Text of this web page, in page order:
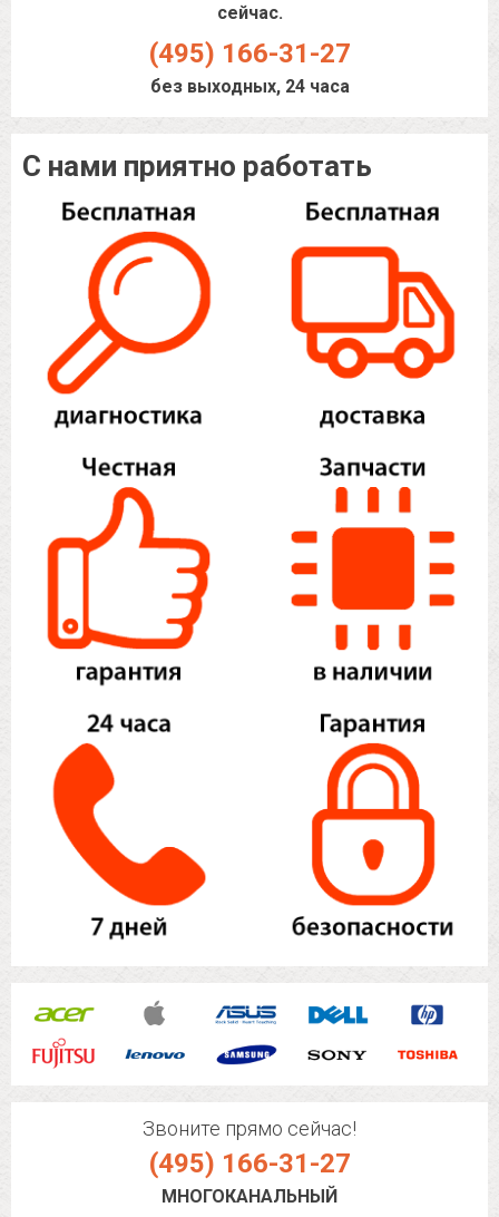
сейчас.
(495) 166-31-27
без выходных, 24 часа
С нами приятно работать
Звоните прямо сейчас!
(495) 166-31-27
МНОГОКАНАЛЬНЫЙ